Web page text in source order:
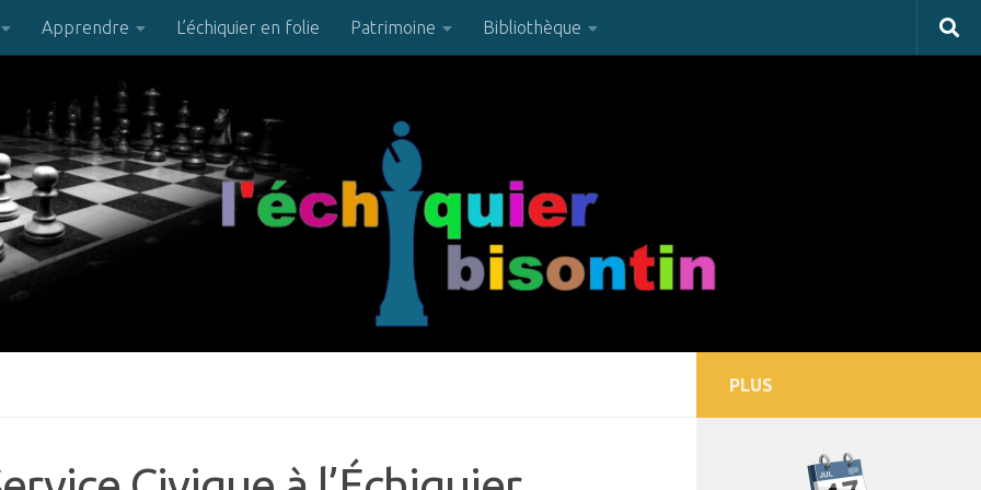
Apprendre L’échiquier en folie Patrimoine Bibliothèque
PLUS